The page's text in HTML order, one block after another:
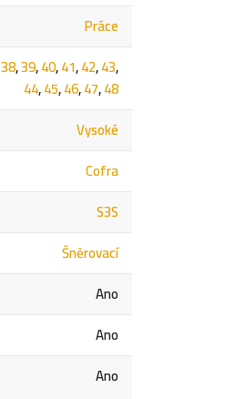
Práce
38,39,40,41,42,43,
44,45,46,47,48
Vysoké
Cofra
S3S
Šněrovací
Ano
Ano
Ano